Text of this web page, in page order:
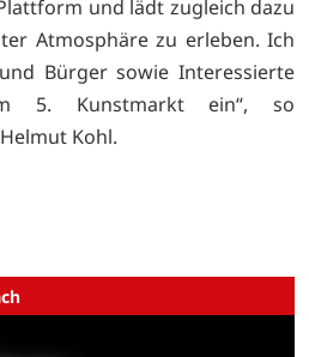
und lädt zugleich dazu
Atmosphäre zu erleben. Ich
Bürger sowie Interessierte
5. Kunstmarkt ein“, so
Kohl.